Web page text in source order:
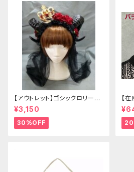
【アウトレット】ゴシックロリータ
ゴールドクラウン＆ホーン(ヴェ
ール付き)
¥3,150
30%OFF
【
ー